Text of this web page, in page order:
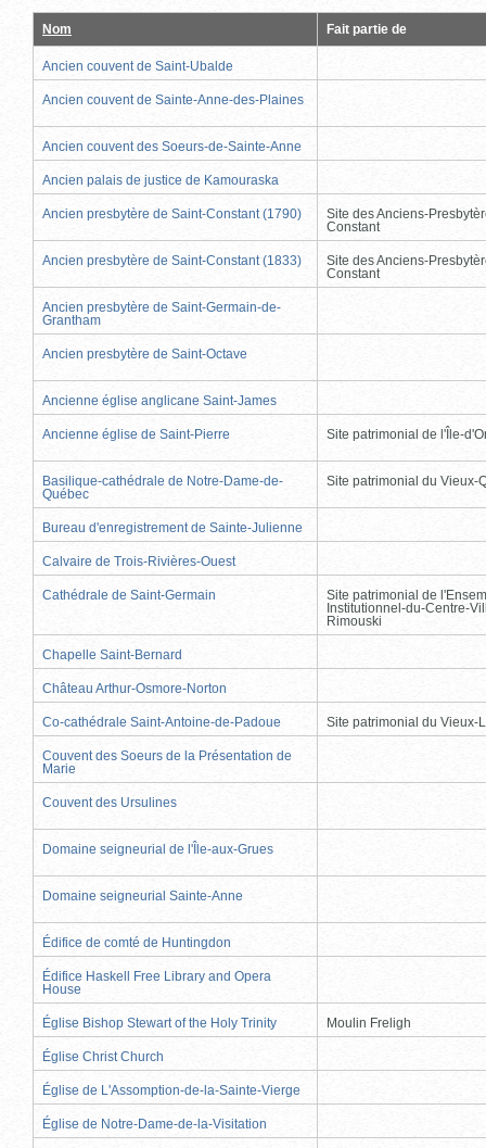
Nom Fait partie de
Ancien couvent de Saint-Ubalde
Ancien couvent de Sainte-Anne-des-Plaines
Ancien couvent des Soeurs-de-Sainte-Anne
Ancien palais de justice de Kamouraska
Ancien presbytère de Saint-Constant (1790)
Site des Anciens-
Constant
Ancien presbytère de Saint-Constant (1833)
Site des Anciens-
Constant
Ancien presbytère de Saint-Germain-de-
Grantham
Ancien presbytère de Saint-Octave
Ancienne église anglicane Saint-James
Ancienne église de Saint-Pierre Site patrimonial de l'Île-
Basilique-cathédrale de Notre-Dame-de-
Québec
Site patrimonial du Vieux-
Bureau d'enregistrement de Sainte-Julienne
Calvaire de Trois-Rivières-Ouest
Cathédrale de Saint-Germain
Site patrimonial de
Institutionnel-du-Centre-
Rimouski
Chapelle Saint-Bernard
Château Arthur-Osmore-Norton
Co-cathédrale Saint-Antoine-de-Padoue Site patrimonial du Vieux-
Couvent des Soeurs de la Présentation de
Marie
Couvent des Ursulines
Domaine seigneurial de l'Île-aux-Grues
Domaine seigneurial Sainte-Anne
Édifice de comté de Huntingdon
Édifice Haskell Free Library and Opera
House
Église Bishop Stewart of the Holy Trinity Moulin Freligh
Église Christ Church
Église de L'Assomption-de-la-Sainte-Vierge
Église de Notre-Dame-de-la-Visitation